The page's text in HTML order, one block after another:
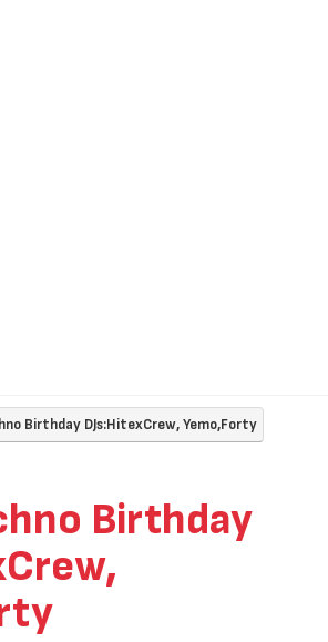
Birthday DJs:HitexCrew, Yemo,Forty
Birthday